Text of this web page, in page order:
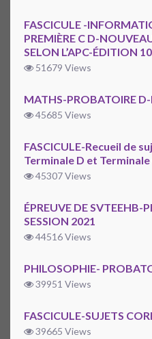
FASCICULE -
PREMIÈRE C D-
SELON L’APC-ÉDITION
51679 Views
MATHS-PROBATOIRE
45685 Views
FASCICULE-Recueil de
Terminale D et Terminale
45307 Views
ÉPREUVE DE SVTEEHB-
SESSION 2021
44516 Views
PHILOSOPHIE-
39951 Views
FASCICULE-SUJETS
39665 Views